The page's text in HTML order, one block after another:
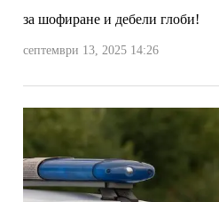
за шофиране и дебели глоби!
септември 13, 2025 14:26